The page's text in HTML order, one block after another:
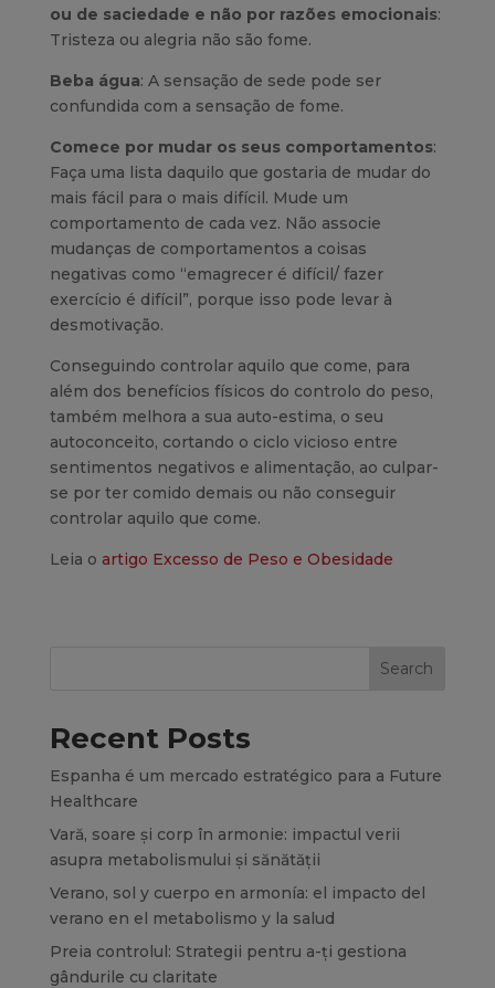
ou de saciedade e não por razões emocionais:
Tristeza ou alegria não são fome.
Beba água: A sensação de sede pode ser
confundida com a sensação de fome.
Comece por mudar os seus comportamentos:
Faça uma lista daquilo que gostaria de mudar do
mais fácil para o mais difícil. Mude um
comportamento de cada vez. Não associe
mudanças de comportamentos a coisas
negativas como “emagrecer é difícil/ fazer
exercício é difícil”, porque isso pode levar à
desmotivação.
Conseguindo controlar aquilo que come, para
além dos benefícios físicos do controlo do peso,
também melhora a sua auto-estima, o seu
autoconceito, cortando o ciclo vicioso entre
sentimentos negativos e alimentação, ao culpar-
se por ter comido demais ou não conseguir
controlar aquilo que come.
Leia o artigo Excesso de Peso e Obesidade
Search
Recent Posts
Espanha é um mercado estratégico para a Future
Healthcare
Vară, soare și corp în armonie: impactul verii
asupra metabolismului și sănătății
Verano, sol y cuerpo en armonía: el impacto del
verano en el metabolismo y la salud
Preia controlul: Strategii pentru a-ți gestiona
gândurile cu claritate